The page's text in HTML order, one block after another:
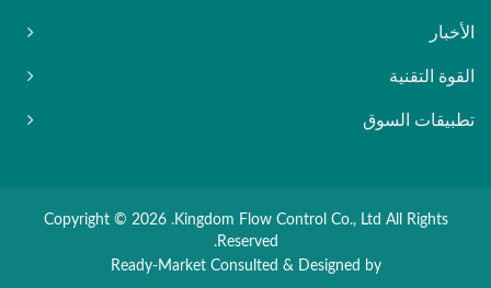
الأخبار
القوة التقنية
تطبيقات السوق
Copyright © 2026 Kingdom Flow Control Co., Ltd. All Rights
Reserved.
Consulted & Designed by
Ready-Market